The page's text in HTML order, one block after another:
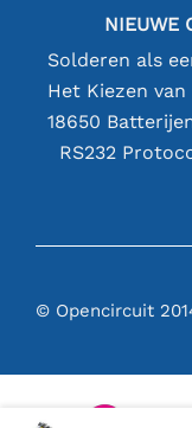
NIEUWE
RS232
© Opencircuit